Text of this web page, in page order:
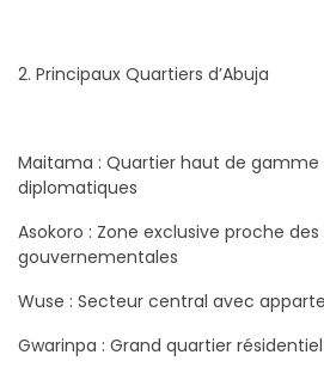
2. Principaux Quartiers d’Abuja
Maitama : Quartier haut de gamme
diplomatiques
Asokoro : Zone exclusive proche
gouvernementales
Wuse : Secteur central avec
Gwarinpa : Grand quartier